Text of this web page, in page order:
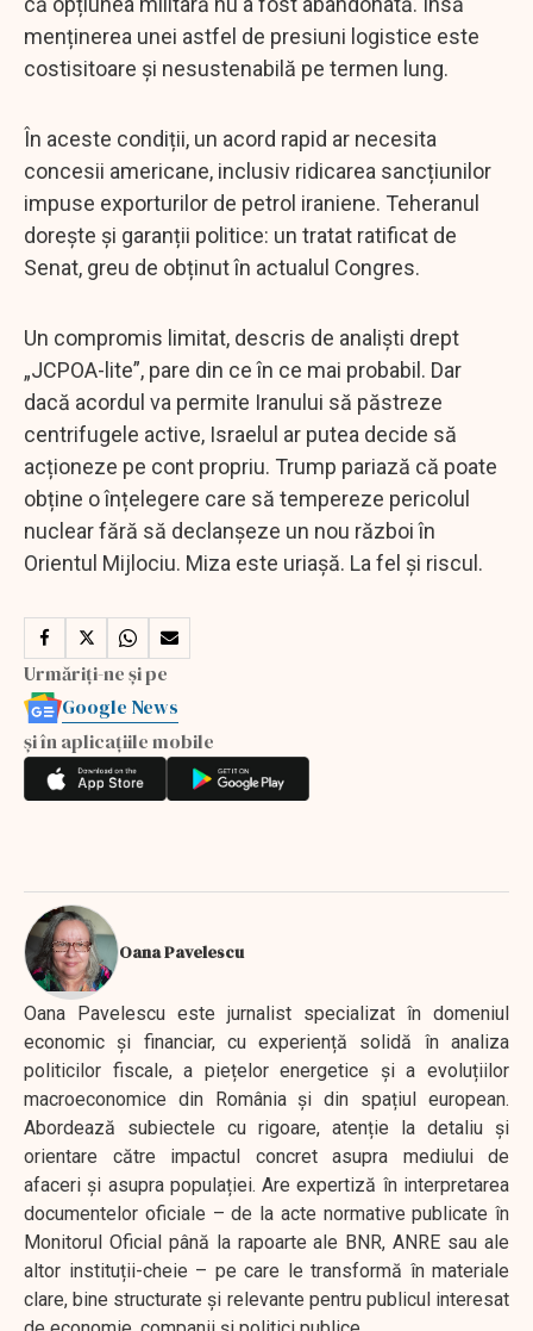
menținerea unei astfel de presiuni logistice este
costisitoare și nesustenabilă pe termen lung.
În aceste condiții, un acord rapid ar necesita
concesii americane, inclusiv ridicarea sancțiunilor
impuse exporturilor de petrol iraniene. Teheranul
dorește și garanții politice: un tratat ratificat de
Senat, greu de obținut în actualul Congres.
Un compromis limitat, descris de analiști drept
„JCPOA-lite”, pare din ce în ce mai probabil. Dar
dacă acordul va permite Iranului să păstreze
centrifugele active, Israelul ar putea decide să
acționeze pe cont propriu. Trump pariază că poate
obține o înțelegere care să tempereze pericolul
nuclear fără să declanșeze un nou război în
Orientul Mijlociu. Miza este uriașă. La fel și riscul.
Urmăriți-ne și pe
Google News
și în aplicațiile mobile
Oana Pavelescu
Oana Pavelescu este jurnalist specializat în domeniul
economic și financiar, cu experiență solidă în analiza
politicilor fiscale, a piețelor energetice și a evoluțiilor
macroeconomice din România și din spațiul european.
Abordează subiectele cu rigoare, atenție la detaliu și
orientare către impactul concret asupra mediului de
afaceri și asupra populației. Are expertiză în interpretarea
documentelor oficiale – de la acte normative publicate în
Monitorul Oficial până la rapoarte ale BNR, ANRE sau ale
altor instituții-cheie – pe care le transformă în materiale
clare, bine structurate și relevante pentru publicul interesat